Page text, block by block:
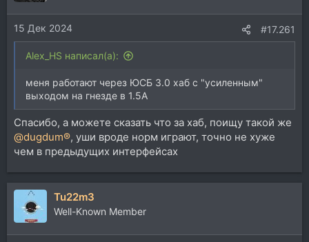
и
:15 Дек 2024 #17.261
Alex_HS написал(а):
меня работают через ЮСБ 3.0 хаб с "усиленным"
выходом на гнезде в 1.5А
Спасибо, а можете сказать что за хаб, поищу такой же
@dugdum®, уши вроде норм играют, точно не хуже
чем в предыдущих интерфейсах
Tu22m3
Well-Known Member